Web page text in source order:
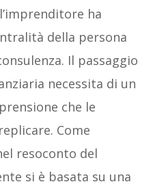
ha
della persona
Il passaggio
necessita di un
che le
Come
resoconto del
si è basata su una